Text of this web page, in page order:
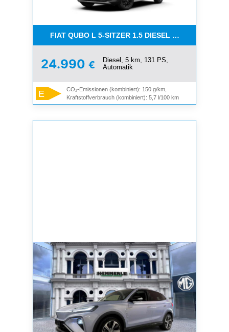
FIAT QUBO L 5-SITZER 1.5 DIESEL 96KW
24.990 €
Diesel, 5 km, 131 PS,
Automatik
E
CO₂-Emissionen (kombiniert): 150 g/km,
Kraftstoffverbrauch (kombiniert): 5,7 l/100 km